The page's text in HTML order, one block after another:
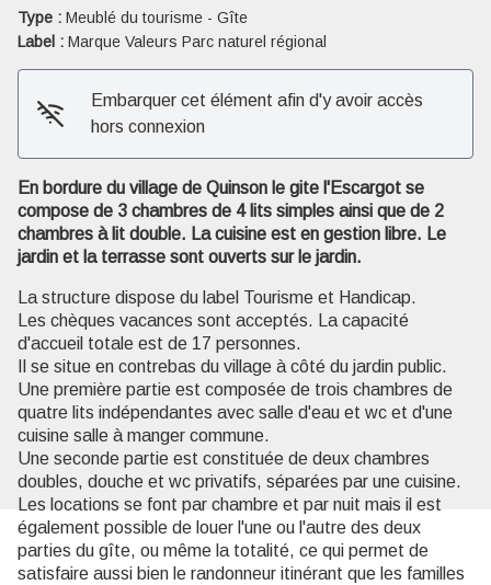
Voir l'image en plein écran
Type : Meublé du tourisme - Gîte
Label : Marque Valeurs Parc naturel régional
Embarquer cet élément afin d'y avoir accès
hors connexion
En bordure du village de Quinson le gite l'Escargot se
compose de 3 chambres de 4 lits simples ainsi que de 2
chambres à lit double. La cuisine est en gestion libre. Le
jardin et la terrasse sont ouverts sur le jardin.
La structure dispose du label Tourisme et Handicap.
Les chèques vacances sont acceptés. La capacité
d'accueil totale est de 17 personnes.
Il se situe en contrebas du village à côté du jardin public.
Une première partie est composée de trois chambres de
quatre lits indépendantes avec salle d'eau et wc et d'une
cuisine salle à manger commune.
Une seconde partie est constituée de deux chambres
doubles, douche et wc privatifs, séparées par une cuisine.
Les locations se font par chambre et par nuit mais il est
également possible de louer l'une ou l'autre des deux
parties du gîte, ou même la totalité, ce qui permet de
satisfaire aussi bien le randonneur itinérant que les familles